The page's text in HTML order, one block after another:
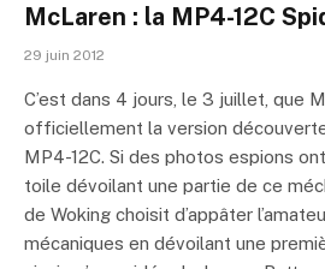
McLaren : la MP4-12C
29 juin 2012
C’est dans 4 jours, le 3 juillet, que
officiellement la version
MP4-12C. Si des photos espions
toile dévoilant une partie de ce
de Woking choisit d’appâter
mécaniques en dévoilant une